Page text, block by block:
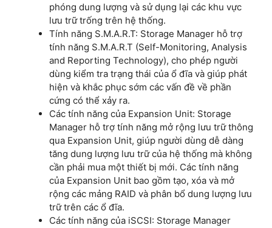
phóng dung lượng và sử dụng lại các khu vực
lưu trữ trống trên hệ thống.
Tính năng S.M.A.R.T: Storage Manager hỗ trợ
tính năng S.M.A.R.T (Self-Monitoring, Analysis
and Reporting Technology), cho phép người
dùng kiểm tra trạng thái của ổ đĩa và giúp phát
hiện và khắc phục sớm các vấn đề về phần
cứng có thể xảy ra.
Các tính năng của Expansion Unit: Storage
Manager hỗ trợ tính năng mở rộng lưu trữ thông
qua Expansion Unit, giúp người dùng dễ dàng
tăng dung lượng lưu trữ của hệ thống mà không
cần phải mua một thiết bị mới. Các tính năng
của Expansion Unit bao gồm tạo, xóa và mở
rộng các mảng RAID và phân bổ dung lượng lưu
trữ trên các ổ đĩa.
Các tính năng của iSCSI: Storage Manager